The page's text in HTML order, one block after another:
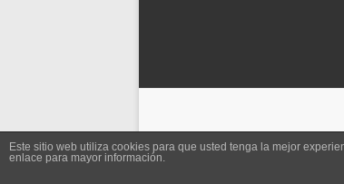
Este sitio web utiliza cookies para que usted tenga la mejor
enlace para mayor información.